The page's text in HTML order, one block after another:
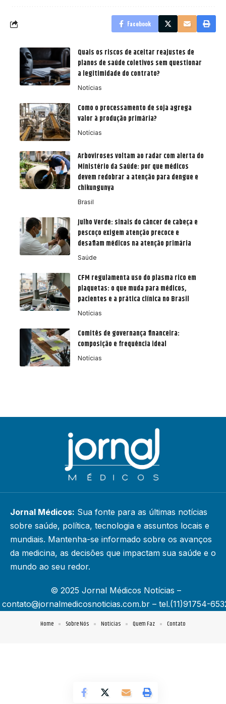
Facebook
Quais os riscos de aceitar reajustes de
planos de saúde coletivos sem questionar
a legitimidade do contrato?
Notícias
Como o processamento de soja agrega
valor à produção primária?
Notícias
Arboviroses voltam ao radar com alerta do
Ministério da Saúde: por que médicos
devem redobrar a atenção para dengue e
chikungunya
Brasil
Julho Verde: sinais do câncer de cabeça e
pescoço exigem atenção precoce e
desafiam médicos na atenção primária
Saúde
CFM regulamenta uso do plasma rico em
plaquetas: o que muda para médicos,
pacientes e a prática clínica no Brasil
Notícias
Comitês de governança financeira:
composição e frequência ideal
Notícias
Jornal Médicos: Sua fonte para as últimas notícias
sobre saúde, política, tecnologia e assuntos locais e
mundiais. Mantenha-se informado sobre os avanços
da medicina, as decisões que impactam sua saúde e o
mundo ao seu redor.
© 2025 Jornal Médicos Notícias –
contato@jornalmedicosnoticias.com.br – tel.(11)91754-
Home Sobre Nós Notícias Quem Faz Contato